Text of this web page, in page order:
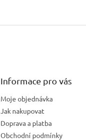
Informace pro vás
Moje objednávka
Jak nakupovat
Doprava a platba
Obchodní podmínky